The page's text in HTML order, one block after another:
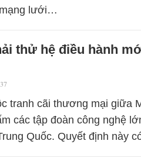
lưới…
thử hệ điều hành
tranh cãi thương mại giữa
các tập đoàn công nghệ
Quốc. Quyết định này